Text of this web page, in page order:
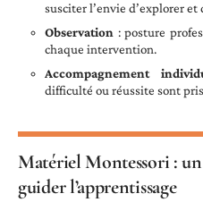
susciter l’envie d’explorer et
Observation : posture
chaque intervention.
Accompagnement
difficulté ou réussite sont
Matériel Montessori :
guider l’apprentissage